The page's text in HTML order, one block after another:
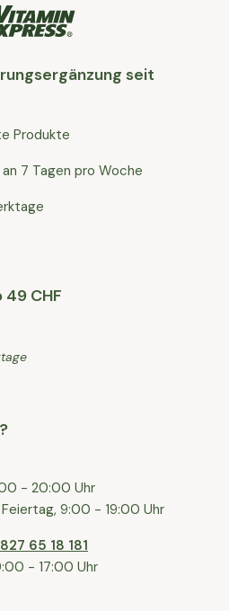
seit
Produkte
7 Tagen pro Woche
CHF
- 20:00 Uhr
9:00 - 19:00 Uhr
65 18 181
- 17:00 Uhr